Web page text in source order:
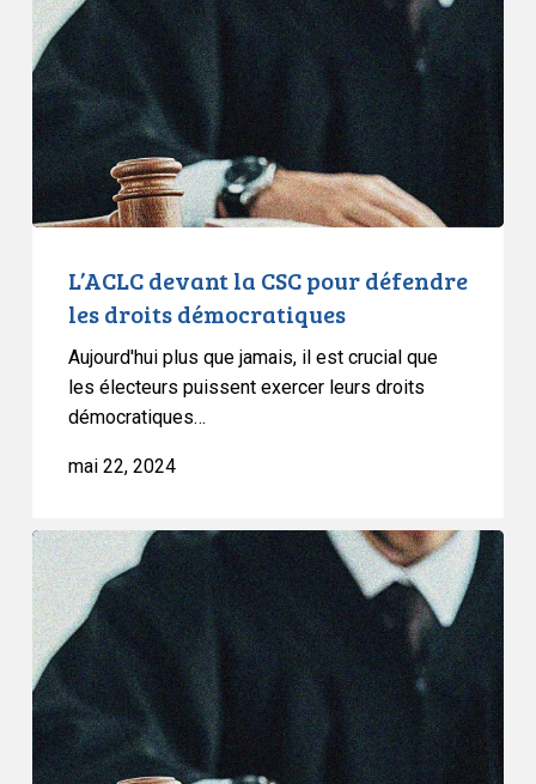
CSC
pour
défendre
les
droits
démocratiques
L’ACLC devant la CSC pour défendre
les droits démocratiques
Aujourd'hui plus que jamais, il est crucial que
les électeurs puissent exercer leurs droits
démocratiques…
mai 22, 2024
L’ACLC
intervient
sur
le
privilège
parlementaire
et
la